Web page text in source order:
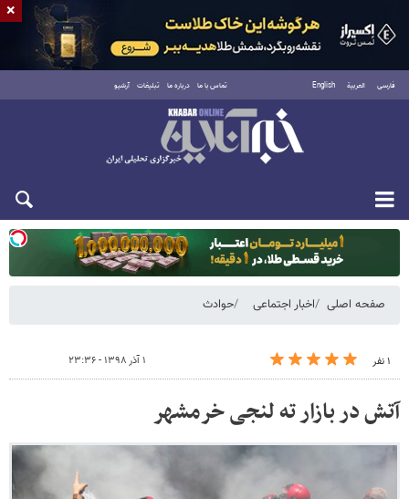
فارسی العربية English تماس با ما درباره ما تبلیغات آرشیو
دوشنبه ۱۹ مرداد ۱۴۰۵
صفحه اصلی اخبار اجتماعی حوادث
۱ نفر ۱ آذر ۱۳۹۸ - ۲۳:۳۶
آتش در بازار ته لنجی خرمشهر
×